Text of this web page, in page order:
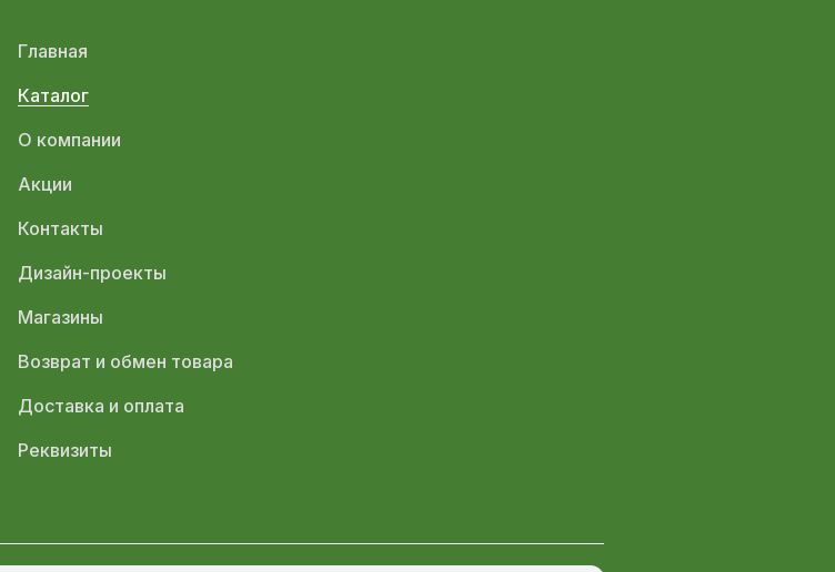
Главная
Каталог
О компании
Акции
Контакты
Дизайн-проекты
Магазины
Возврат и обмен товара
Доставка и оплата
Реквизиты